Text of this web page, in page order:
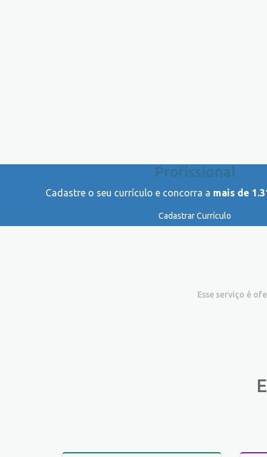
Profissional
Cadastre o seu currículo e concorra a mais de
Cadastrar Currículo
Esse serviço é